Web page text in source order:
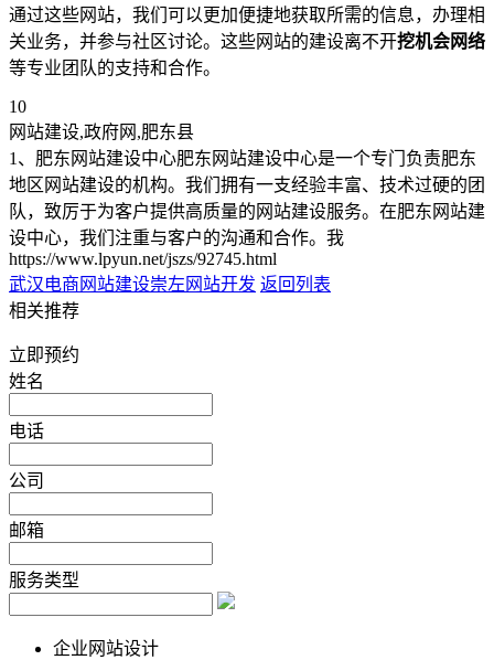
通过这些网站，我们可以更加便捷地获取所需的信息，办理相
关业务，并参与社区讨论。这些网站的建设离不开挖机会网络
等专业团队的支持和合作。
10
网站建设,政府网,肥东县
1、肥东网站建设中心肥东网站建设中心是一个专门负责肥东
地区网站建设的机构。我们拥有一支经验丰富、技术过硬的团
队，致厉于为客户提供高质量的网站建设服务。在肥东网站建
设中心，我们注重与客户的沟通和合作。我
https://www.lpyun.net/jszs/92745.html
武汉电商网站建设崇左网站开发 返回列表
相关推荐
立即预约
姓名
电话
公司
邮箱
服务类型
企业网站设计